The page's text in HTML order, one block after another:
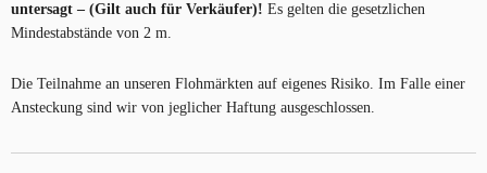
untersagt – (Gilt auch für Verkäufer)! Es gelten die gesetzlichen
Mindestabstände von 2 m.
Die Teilnahme an unseren Flohmärkten auf eigenes Risiko. Im Falle einer
Ansteckung sind wir von jeglicher Haftung ausgeschlossen.